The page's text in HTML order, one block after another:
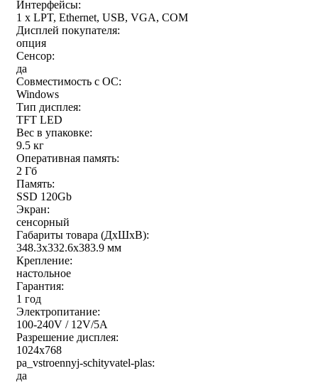
Интерфейсы:
1 x LPT, Ethernet, USB, VGA, COM
Дисплей покупателя:
опция
Сенсор:
да
Совместимость с ОС:
Windows
Тип дисплея:
TFT LED
Вес в упаковке:
9.5 кг
Оперативная память:
2 Гб
Память:
SSD 120Gb
Экран:
сенсорный
Габариты товара (ДxШxВ):
348.3х332.6х383.9 мм
Крепление:
настольное
Гарантия:
1 год
Электропитание:
100-240V / 12V/5A
Разрешение дисплея:
1024x768
pa_vstroennyj-schityvatel-plas:
да